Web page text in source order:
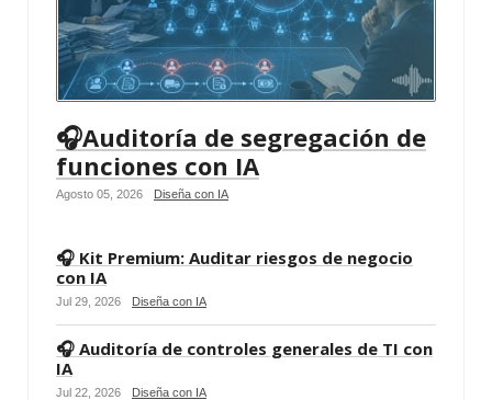
🎧Auditoría de segregación de
funciones con IA
Agosto 05, 2026 Diseña con IA
🎧 Kit Premium: Auditar riesgos de negocio
con IA
Jul 29, 2026 Diseña con IA
🎧 Auditoría de controles generales de TI con
IA
Jul 22, 2026 Diseña con IA